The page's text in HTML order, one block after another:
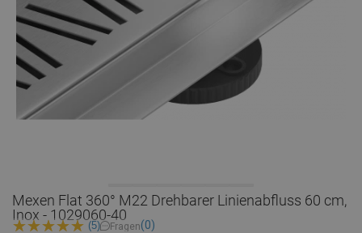
Mexen Flat 360° M22 Drehbarer Linienabfluss 60 cm,
Inox - 1029060-40
(5) Fragen(0)